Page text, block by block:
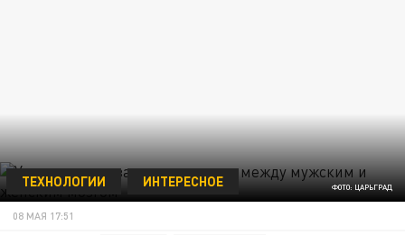
ФОТО: ЦАРЬГРАД
ТЕХНОЛОГИИ ИНТЕРЕСНОЕ
08 МАЯ 17:51